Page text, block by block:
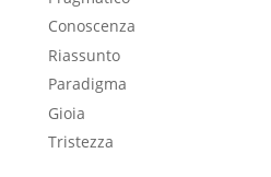
Conoscenza
Riassunto
Paradigma
Gioia
Tristezza